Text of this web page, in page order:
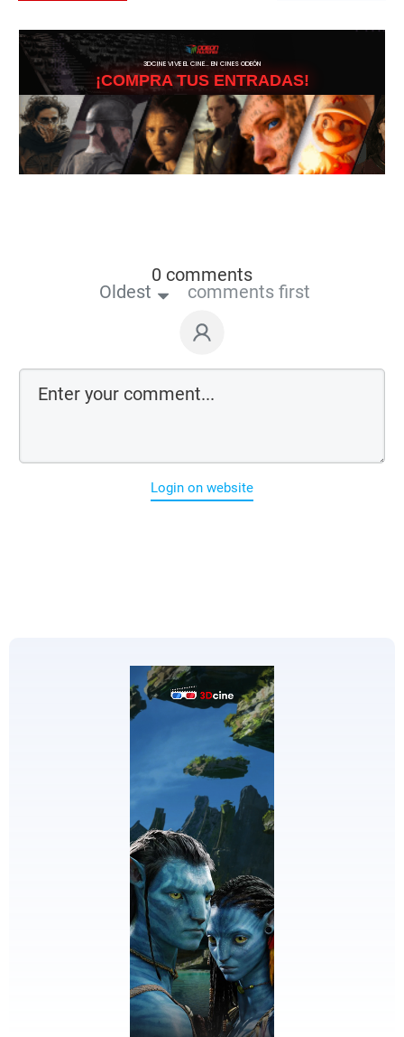
3DCINE VIVE EL CINE… EN CINES ODEÓN
¡COMPRA TUS ENTRADAS!
0 comments
Oldest comments first
Login on website